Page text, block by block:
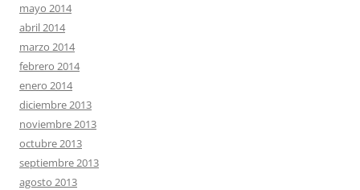
mayo 2014
abril 2014
marzo 2014
febrero 2014
enero 2014
diciembre 2013
noviembre 2013
octubre 2013
septiembre 2013
agosto 2013